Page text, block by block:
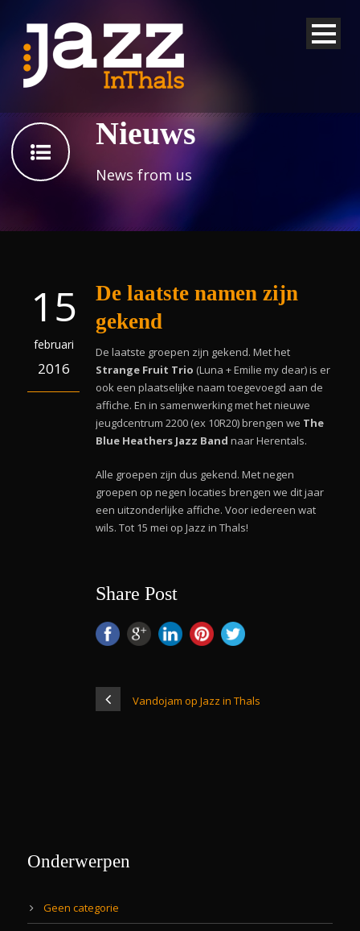
Nieuws
News from us
15
februari
2016
De laatste namen zijn
gekend
De laatste groepen zijn gekend. Met het
Strange Fruit Trio (Luna + Emilie my dear) is er
ook een plaatselijke naam toegevoegd aan de
affiche. En in samenwerking met het nieuwe
jeugdcentrum 2200 (ex 10R20) brengen we The
Blue Heathers Jazz Band naar Herentals.
Alle groepen zijn dus gekend. Met negen
groepen op negen locaties brengen we dit jaar
een uitzonderlijke affiche. Voor iedereen wat
wils. Tot 15 mei op Jazz in Thals!
Share Post
Vandojam op Jazz in Thals
Onderwerpen
Geen categorie